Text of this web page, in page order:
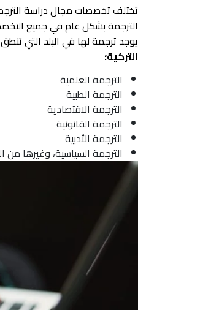
تختلف تخصصات مجال دراسة
الترجمة بشكل عام في جميع
يوجد ترجمة لها في البلد التي تنطق
التركية؛
الترجمة العلمية
الترجمة الطبية
الترجمة الاقتصادية
الترجمة القانونية
الترجمة الأدبية
الترجمة السياسية، وغيرها